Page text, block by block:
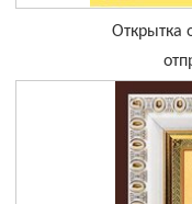
Открытка